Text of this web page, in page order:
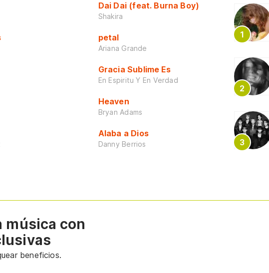
Dai Dai (feat. Burna Boy)
Shakira
petal
Ariana Grande
Gracia Sublime Es
En Espiritu Y En Verdad
Heaven
Bryan Adams
Alaba a Dios
Danny Berrios
música con
beneficios.